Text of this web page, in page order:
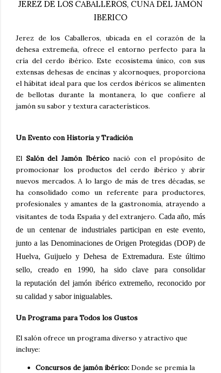
JEREZ DE LOS CABALLEROS, CUNA DEL JAMÓN
IBERICO
Jerez de los Caballeros, ubicada en el corazón de la
dehesa extremeña, ofrece el entorno perfecto para la
cría del cerdo ibérico. Este ecosistema único, con sus
extensas dehesas de encinas y alcornoques, proporciona
el hábitat ideal para que los cerdos ibéricos se alimenten
de bellotas durante la montanera, lo que confiere al
jamón su sabor y textura característicos.
Un Evento con Historia y Tradición
El Salón del Jamón Ibériconació con el propósito de
promocionar los productos del cerdo ibérico y abrir
nuevos mercados. A lo largo de más de tres décadas, se
ha consolidado como un referente para productores,
profesionales y amantes de la gastronomía, atrayendo a
visitantes de toda España y del extranjero. Cada año, más
de un centenar de industriales participan en este evento,
junto a las Denominaciones de Origen Protegidas (DOP) de
Huelva, Guijuelo y Dehesa de Extremadura. Este último
sello, creado en 1990, ha sido clave para consolidar
lareputación del jamón ibérico extremeño, reconocido por
su calidad y sabor inigualables.
Un Programa para Todos los Gustos
El salón ofrece un programa diverso y atractivo que
incluye:
Concursos de jamón ibérico: Donde se premia la